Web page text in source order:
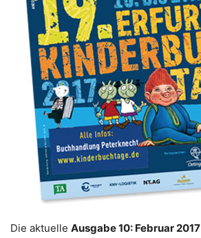
Die aktuelle Ausgabe 10: Februar 2017